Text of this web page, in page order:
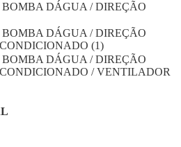
DÁGUA / DIREÇÃO
DÁGUA / DIREÇÃO
(1)
DÁGUA / DIREÇÃO
/ VENTILADOR